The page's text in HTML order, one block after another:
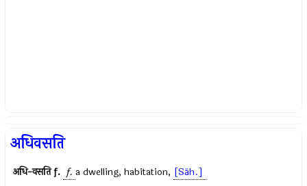
अधिवसति
अधि-वसतिf. f. a dwelling, habitation, [Sāh.]